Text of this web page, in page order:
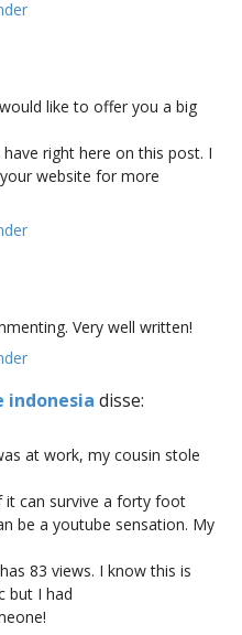
like to offer you a big
right here on this post. I
website for more
Very well written!
indonesia disse:
at work, my cousin stole
it can survive a forty foot
be a youtube sensation. My
83 views. I know this is
but I had